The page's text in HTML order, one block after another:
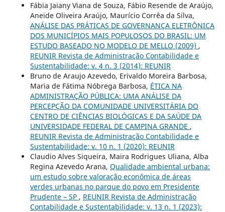
Fábia Jaiany Viana de Souza, Fábio Resende de Araújo,
Aneide Oliveira Araújo, Maurício Corrêa da Silva,
ANÁLISE DAS PRÁTICAS DE GOVERNANÇA ELETRÔNICA
DOS MUNICÍPIOS MAIS POPULOSOS DO BRASIL: UM
ESTUDO BASEADO NO MODELO DE MELLO (2009) ,
REUNIR Revista de Administração Contabilidade e
Sustentabilidade: v. 4 n. 3 (2014): REUNIR
Bruno de Araujo Azevedo, Erivaldo Moreira Barbosa,
Maria de Fátima Nóbrega Barbosa, ÉTICA NA
ADMINISTRAÇÃO PÚBLICA: UMA ANÁLISE DA
PERCEPÇÃO DA COMUNIDADE UNIVERSITÁRIA DO
CENTRO DE CIÊNCIAS BIOLÓGICAS E DA SAÚDE DA
UNIVERSIDADE FEDERAL DE CAMPINA GRANDE ,
REUNIR Revista de Administração Contabilidade e
Sustentabilidade: v. 10 n. 1 (2020): REUNIR
Claudio Alves Siqueira, Maira Rodrigues Uliana, Alba
Regina Azevedo Arana, Qualidade ambiental urbana:
um estudo sobre valoração econômica de áreas
verdes urbanas no parque do povo em Presidente
Prudente – SP , REUNIR Revista de Administração
Contabilidade e Sustentabilidade: v. 13 n. 1 (2023):